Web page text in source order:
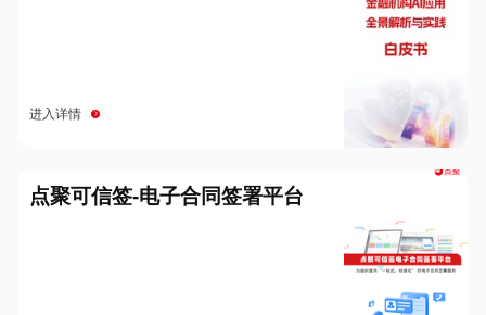
进入详情
点聚可信签-电子合同签署平台